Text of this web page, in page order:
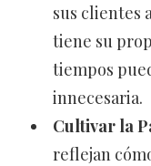
sus clientes
tiene su
tiempos
innecesaria.
Cultivar la
reflejan